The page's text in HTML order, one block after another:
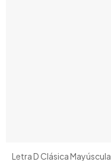
Letra D Clásica Mayúscula